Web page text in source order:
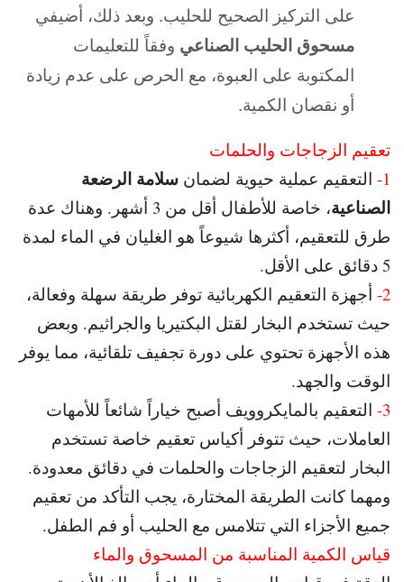
على التركيز الصحيح للحليب. وبعد ذلك، أضيفي
مسحوق الحليب الصناعي وفقاً للتعليمات
المكتوبة على العبوة، مع الحرص على عدم زيادة
أو نقصان الكمية.
تعقيم الزجاجات والحلمات
1- التعقيم عملية حيوية لضمان سلامة الرضعة
الصناعية، خاصة للأطفال أقل من 3 أشهر. و
هناك عدة
طرق للتعقيم، أكثرها شيوعاً هو الغليان في الماء لمدة
5 دقائق على الأقل.
2- أجهزة التعقيم الكهربائية توفر طريقة سهلة وفعالة،
حيث تستخدم البخار لقتل البكتيريا والجراثيم. وبعض
هذه الأجهزة تحتوي على دورة تجفيف تلقائية، مما يوفر
الوقت والجهد.
3- التعقيم بالمايكروويف أصبح خياراً شائعاً للأمهات
العاملات، حيث تتوفر أكياس تعقيم خاصة تستخدم
البخار لتعقيم الزجاجات والحلمات في دقائق معدودة.
ومهما كانت الطريقة المختارة، يجب التأكد من تعقيم
جميع الأجزاء التي تتلامس مع الحليب أو فم الطفل.
قياس الكمية المناسبة من المسحوق والماء